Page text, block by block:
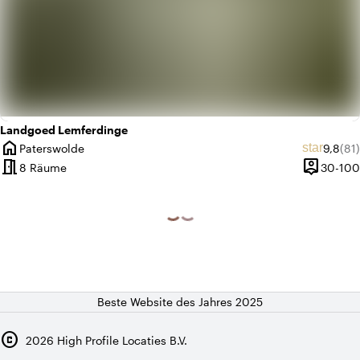
Landgoed Lemferdinge
home
Ort
Paterswolde star9,8(81)
meeting_room8 Räume person_pin
Kapazität
30-100
Beste Website des Jahres 2025
copyright 2026 High Profile Locaties B.V.